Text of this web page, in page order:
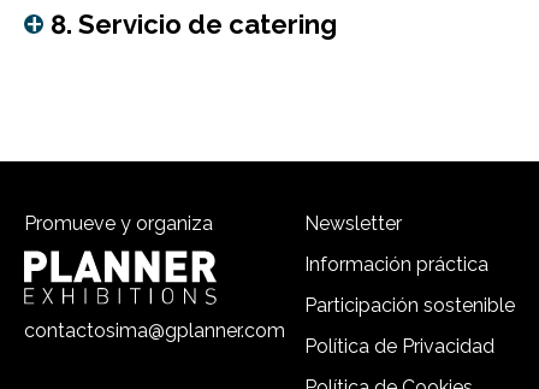
8. Servicio de catering
Promueve y organiza
contactosima@gplanner.com
Newsletter
Información práctica
Participación sostenible
Política de Privacidad